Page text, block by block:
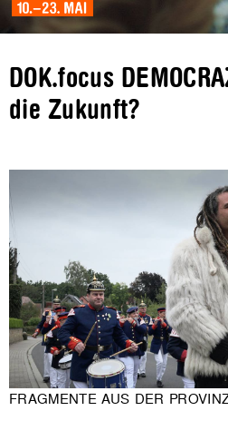
DOK.focus
die Zukunft?
FRAGMENTE AUS DER